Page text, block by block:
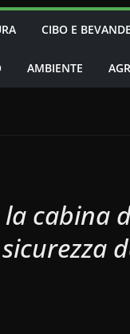
CIBO E BEVANDE
AMBIENTE
la cabina